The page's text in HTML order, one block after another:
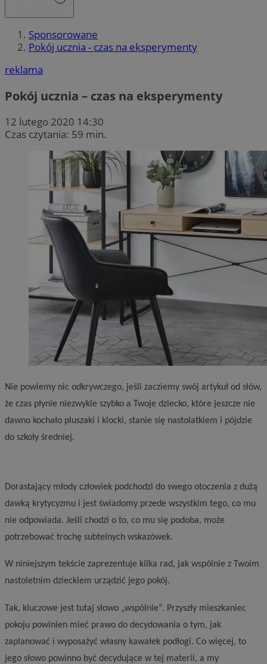
Sponsorowane
Pokój ucznia - czas na eksperymenty
reklama
Pokój ucznia – czas na eksperymenty
12 lutego 2020 14:30
Czas czytania: 59 min.
Nie powiemy nic odkrywczego, jeśli zacziemy swój artykuł od słów,
że czas płynie niezwykle szybko a Twoje dziecko, które jeszcze nie
dawno kochało pluszaki i klocki, stanie się nastolatkiem i pójdzie
do szkoły średniej.
Dorastający młody człowiek podchodzi do swego otoczenia z dużą
dawką krytycyzmu i jest świadomy przede wszystkim tego, co mu
nie odpowiada. Jeśli chodzi o to, co mu się podoba, może
potrzebować trochę subtelnych wskazówek.
W niniejszym tekście zaprezentuje kilka rad, jak wspólnie z Twoim
nastoletnim dzieckiem urządzić jego pokój.
Tak, kluczowe jest tutaj słowo „wspólnie“. Przyszły mieszkaniec
pokoju powinien mieć prawo do decydowania o tym, jak
zaplanować i wyposażyć własny kawałek podłogi. Co więcej, to
jego słowo powinno być decydujące w tej materii, a my